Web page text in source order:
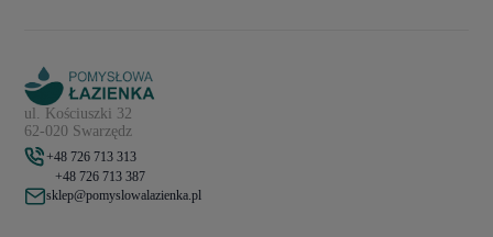
ul. Kościuszki 32
62-020 Swarzędz
+48 726 713 313
+48 726 713 387
sklep@pomyslowalazienka.pl